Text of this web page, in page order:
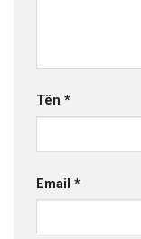
Tên *
Email *